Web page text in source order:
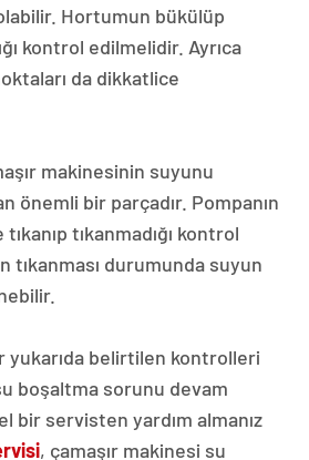
Hortumun bükülüp
kontrol edilmelidir. Ayrıca
da dikkatlice
makinesinin suyunu
önemli bir parçadır. Pompanın
tıkanıp tıkanmadığı kontrol
tıkanması durumunda suyun
yukarıda belirtilen kontrolleri
boşaltma sorunu devam
bir servisten yardım almanız
, çamaşır makinesi su